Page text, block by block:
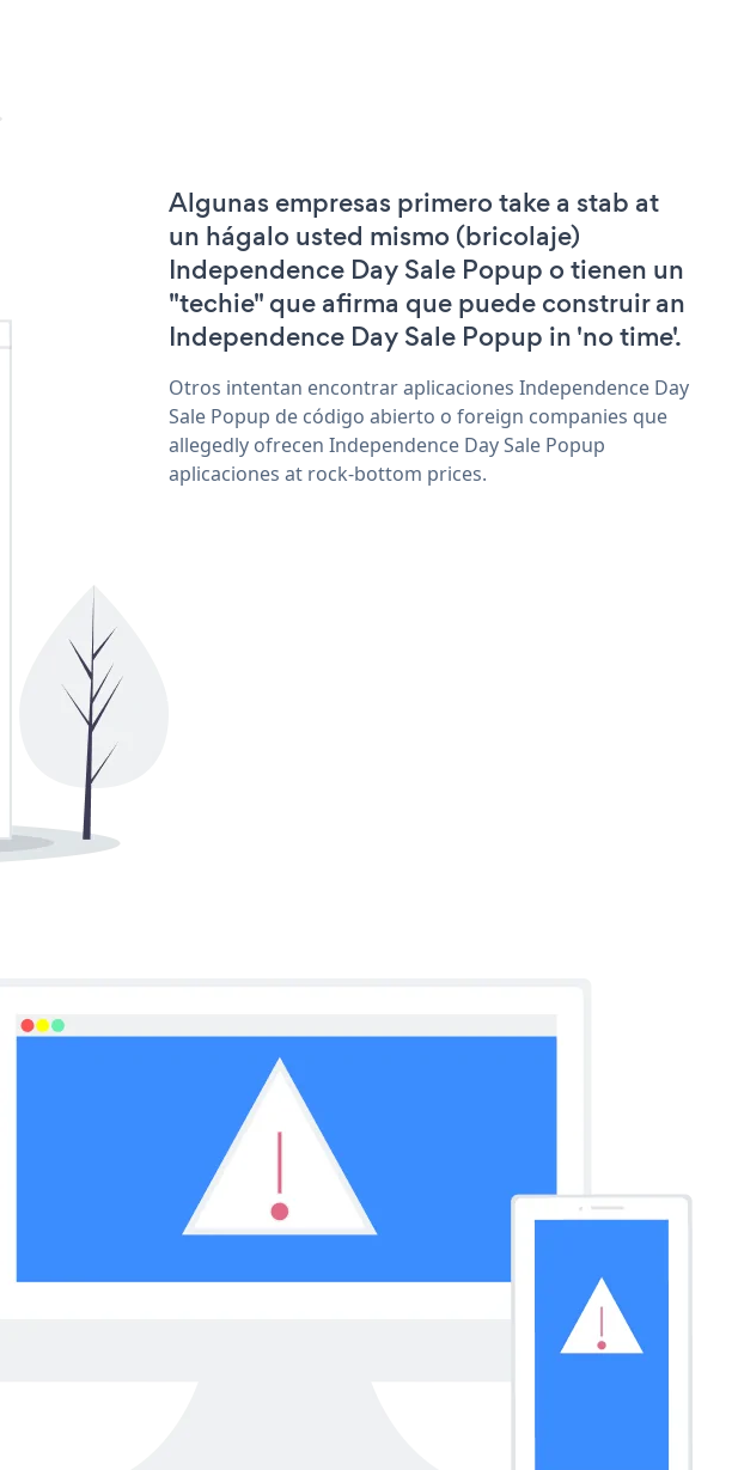
Algunas empresas primero take a stab at
un hágalo usted mismo (bricolaje)
Independence Day Sale Popup o tienen un
"techie" que afirma que puede construir an
Independence Day Sale Popup in 'no time'.
Otros intentan encontrar aplicaciones Independence Day
Sale Popup de código abierto o foreign companies que
allegedly ofrecen Independence Day Sale Popup
aplicaciones at rock-bottom prices.